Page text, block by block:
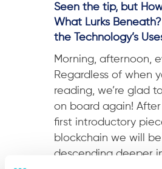
Seen the tip, but
What Lurks
the Technology’s
Morning, afternoon,
Regardless of when
reading, we’re glad
on board again!
first introductory
blockchain we will be
descending deeper